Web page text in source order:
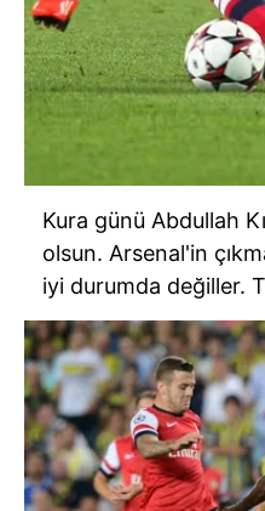
Kura günü Abdullah
olsun. Arsenal'in
iyi durumda değiller.